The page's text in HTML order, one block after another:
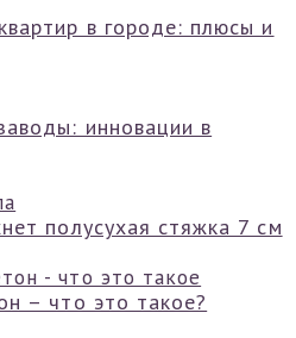
в городе: плюсы и
инновации в
полусухая стяжка 7 см
– что это такое?